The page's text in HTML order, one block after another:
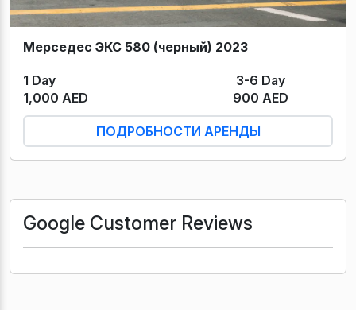
Мерседес ЭКС 580 (черный) 2023
1 Day
3-6 Day
1,000 AED
900 AED
ПОДРОБНОСТИ АРЕНДЫ
Google Customer Reviews